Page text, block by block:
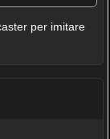
per imitare